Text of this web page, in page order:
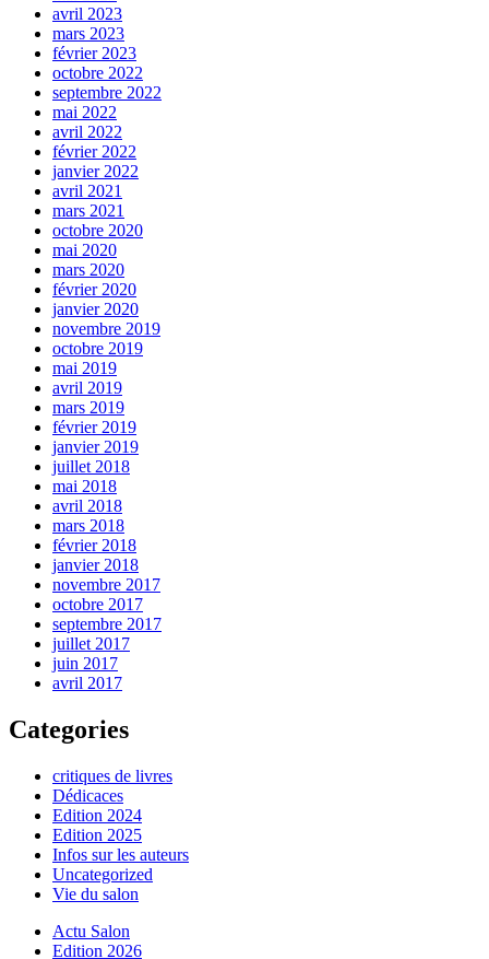
avril 2023
mars 2023
février 2023
octobre 2022
septembre 2022
mai 2022
avril 2022
février 2022
janvier 2022
avril 2021
mars 2021
octobre 2020
mai 2020
mars 2020
février 2020
janvier 2020
novembre 2019
octobre 2019
mai 2019
avril 2019
mars 2019
février 2019
janvier 2019
juillet 2018
mai 2018
avril 2018
mars 2018
février 2018
janvier 2018
novembre 2017
octobre 2017
septembre 2017
juillet 2017
juin 2017
avril 2017
Categories
critiques de livres
Dédicaces
Edition 2024
Edition 2025
Infos sur les auteurs
Uncategorized
Vie du salon
Actu Salon
Edition 2026